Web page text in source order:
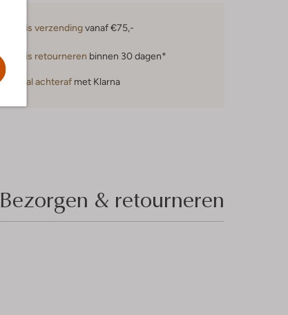
Gratis verzendingvanaf €75,-
Gratis retourneren binnen 30 dagen*
Betaal achteraf met Klarna
Bezorgen & retourneren